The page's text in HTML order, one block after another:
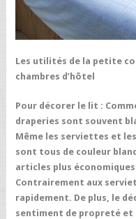
Les utilités de la petite
chambres d’hôtel
Pour décorer le lit :
draperies sont souvent
Même les serviettes et
sont tous de couleur
articles plus
Contrairement aux
rapidement. De plus, le
sentiment de propreté et